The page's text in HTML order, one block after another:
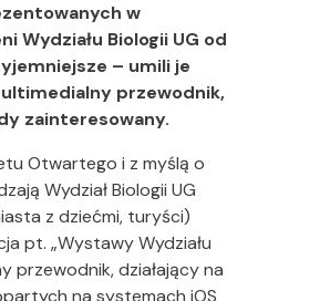
w
Wydziału Biologii UG od
– umili je
przewodnik,
zainteresowany.
Otwartego i z myślą o
Wydział Biologii UG
z dziećmi, turyści)
pt. „Wystawy Wydziału
przewodnik, działający na
na systemach iOS